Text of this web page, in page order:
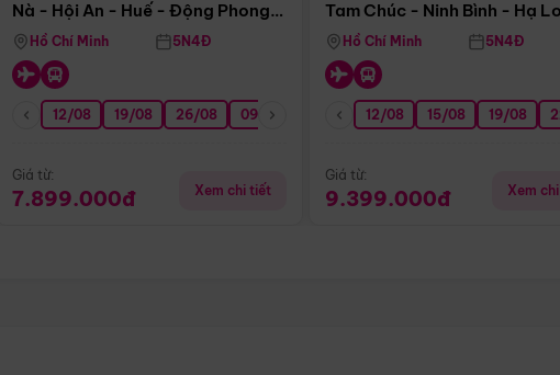
06/09 13/09 20/09 27/09
Nà - Hội An - Huế - Động Phong
NhaHồ Chí Minh 5N4Đ
12/08 19/08 26/08 09/09 16/09 23/09 30/09 07/10
Giá từ:
7.899.000đ Xem chi tiết
Tam Chúc - Ninh Bình - Hạ
Hồ Chí Minh 5N4Đ
12/08 15/08 19/08
Giá từ:
9.399.000đ Xem